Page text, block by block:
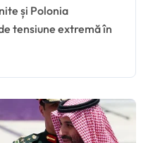
la
tensiune extremă în